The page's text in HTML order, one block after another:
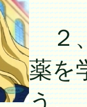
２、
薬を